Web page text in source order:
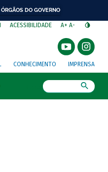
ÓRGÃOS DO GOVERNO
ACESSIBILIDADE A+ A-
CONHECIMENTO IMPRENSA